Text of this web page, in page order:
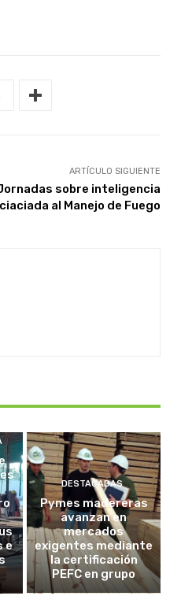
ARTÍCULO SIGUIENTE
sobre inteligencia
al Manejo de Fuego
e
DESTACADAS
Pymes madereras
avanzan en
mercados
exigentes mediante
la certificación
PEFC en grupo